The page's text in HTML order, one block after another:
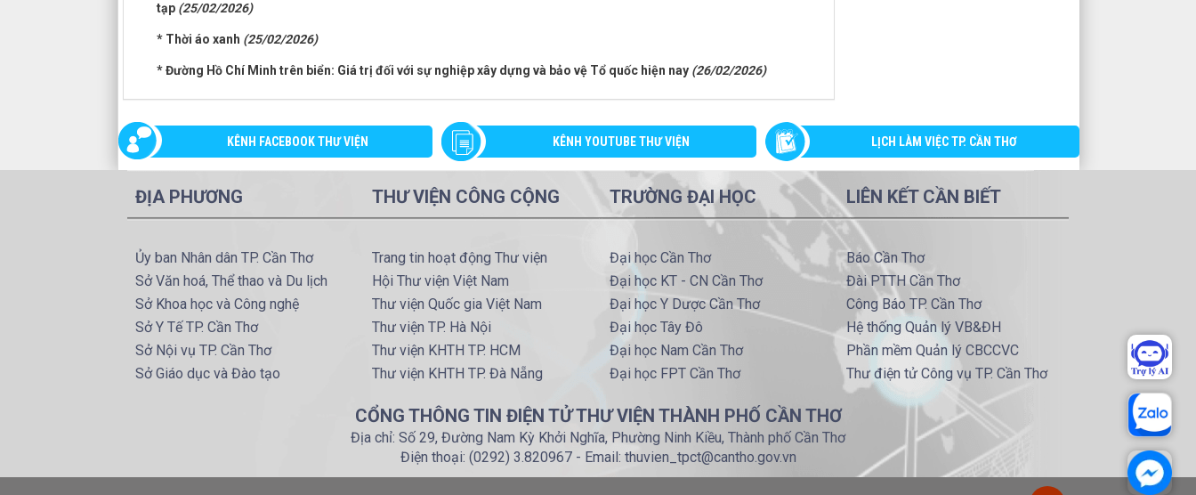
tạp (25/02/2026)
* Thời áo xanh (25/02/2026)
* Đường Hồ Chí Minh trên biển: Giá trị đối với sự nghiệp xây dựng và bảo vệ Tổ quốc hiện nay (26/02/2026)
KÊNH FACEBOOK THƯ VIỆN KÊNH YOUTUBE THƯ VIỆN LỊCH LÀM VIỆC TP. CẦN THƠ
ĐỊA PHƯƠNG
Ủy ban Nhân dân TP. Cần Thơ
Sở Văn hoá, Thể thao và Du lịch
Sở Khoa học và Công nghệ
Sở Y Tế TP. Cần Thơ
Sở Nội vụ TP. Cần Thơ
Sở Giáo dục và Đào tạo
THƯ VIỆN CÔNG CỘNG
Trang tin hoạt động Thư viện
Hội Thư viện Việt Nam
Thư viện Quốc gia Việt Nam
Thư viện TP. Hà Nội
Thư viện KHTH TP. HCM
Thư viện KHTH TP. Đà Nẵng
TRƯỜNG ĐẠI HỌC
Đại học Cần Thơ
Đại học KT - CN Cần Thơ
Đại học Y Dược Cần Thơ
Đại học Tây Đô
Đại học Nam Cần Thơ
Đại học FPT Cần Thơ
LIÊN KẾT CẦN BIẾT
Báo Cần Thơ
Đài PTTH Cần Thơ
Công Báo TP. Cần Thơ
Hệ thống Quản lý VB&ĐH
Phần mềm Quản lý CBCCVC
Thư điện tử Công vụ TP. Cần Thơ
CỔNG THÔNG TIN ĐIỆN TỬ THƯ VIỆN THÀNH PHỐ CẦN THƠ
Địa chỉ: Số 29, Đường Nam Kỳ Khởi Nghĩa, Phường Ninh Kiều, Thành phố Cần Thơ
Điện thoại: (0292) 3.820967 - Email: thuvien_tpct@cantho.gov.vn